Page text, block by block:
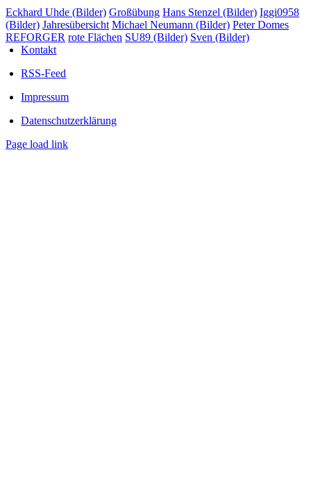
Eckhard Uhde (Bilder) Großübung Hans Stenzel (Bilder) Iggi0958
(Bilder) Jahresübersicht Michael Neumann (Bilder) Peter Domes
REFORGER rote Flächen SU89 (Bilder) Sven (Bilder)
Kontakt
RSS-Feed
Impressum
Datenschutzerklärung
Page load link